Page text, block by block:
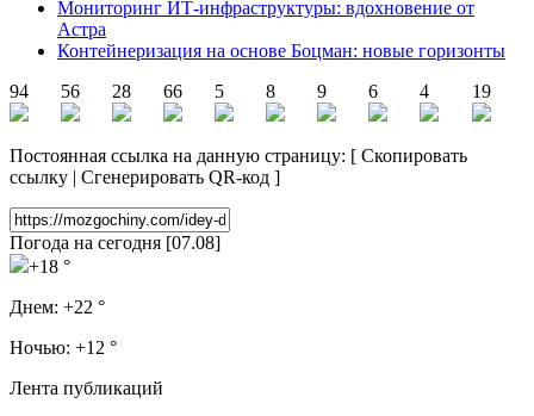
Мониторинг ИТ-инфраструктуры: вдохновение от
Астра
Контейнеризация на основе Боцман: новые горизонты
94
56 28 66 5 8 9 6 4 19
Постоянная ссылка на данную страницу: [ Скопировать
ссылку | Сгенерировать QR-код ]
Погода на сегодня [07.08]
+18 °
Днем: +22 °
Ночью: +12 °
Лента публикаций